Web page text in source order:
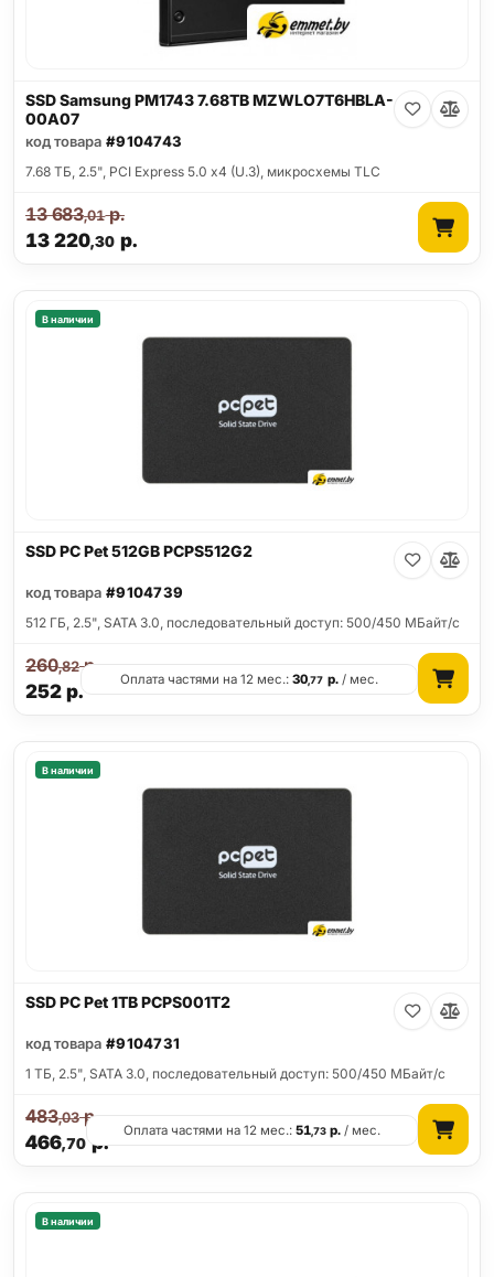
SSD Samsung PM1743 7.68TB MZWLO7T6HBLA-
00A07
код товара #9104743
7.68 ТБ, 2.5", PCI Express 5.0 x4 (U.3), микросхемы TLC
13 220,30 р.
13 683,01р.
В наличии
SSD PC Pet 512GB PCPS512G2
код товара #9104739
512 ГБ, 2.5", SATA 3.0, последовательный доступ: 500/450 МБайт/с
252р.
260,82р.
Оплата частями на 12 мес.:30,77 р./ мес.
В наличии
SSD PC Pet 1TB PCPS001T2
код товара #9104731
1 ТБ, 2.5", SATA 3.0, последовательный доступ: 500/450 МБайт/с
466,70р.
483,03р.
Оплата частями на 12 мес.:51,73 р. / мес.
В наличии